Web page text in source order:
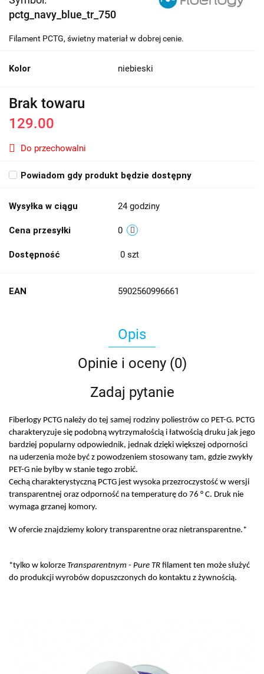
pctg_navy_blue_tr_750
Filament PCTG, świetny materiał w dobrej cenie.
Kolor niebieski
Brak towaru
129.00
Do przechowalni
Powiadom gdy produkt będzie dostępny
Wysyłka w ciągu 24 godziny
Cena przesyłki 0
Dostępność 0 szt
EAN 5902560996661
Opis
Opinie i oceny (0)
Zadaj pytanie
Fiberlogy PCTG należy do tej samej rodziny poliestrów co PET-G. PCTG
charakteryzuje się podobną wytrzymałością i łatwością druku jak jego
bardziej popularny odpowiednik, jednak dzięki większej odporności
na uderzenia może być z powodzeniem stosowany tam, gdzie zwykły
PET-G nie byłby w stanie tego zrobić.
Cechą charakterystyczną PCTG jest wysoka przezroczystość w wersji
transparentnej oraz odporność na temperaturę do 76 ° C. Druk nie
wymaga grzanej komory.
W ofercie znajdziemy kolory transparentne oraz nietransparentne.*
*tylko w kolorze Transparentnym - Pure TR filament ten może służyć
do produkcji wyrobów dopuszczonych do kontaktu z żywnością.